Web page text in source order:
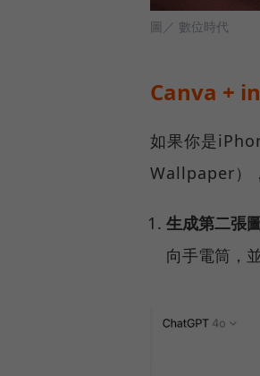
圖／ 數位時代
Canva +
如果你是
Wallpaper）
生成第二張
向手電筒，